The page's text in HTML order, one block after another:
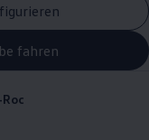
fahren